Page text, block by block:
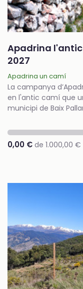
Apadrina
2027
Apadrina un camí
La campanya
en l'antic camí que
municipi de Baix
0,00 € de 1.000,00 €